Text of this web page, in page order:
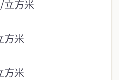
立方米
方米
方米